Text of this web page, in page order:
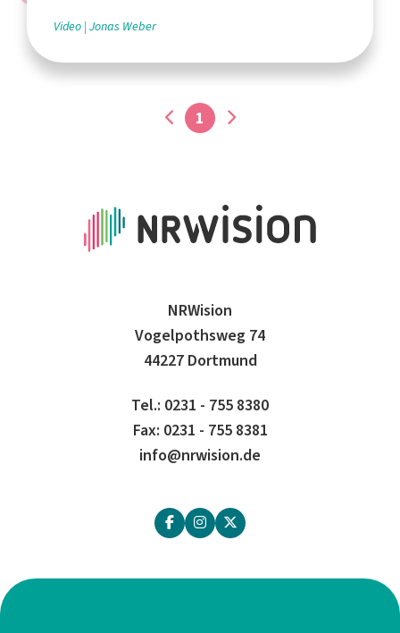
Video Jonas Weber
1
NRWision
Vogelpothsweg 74
44227 Dortmund
Tel.: 0231 - 755 8380
Fax: 0231 - 755 8381
info@nrwision.de